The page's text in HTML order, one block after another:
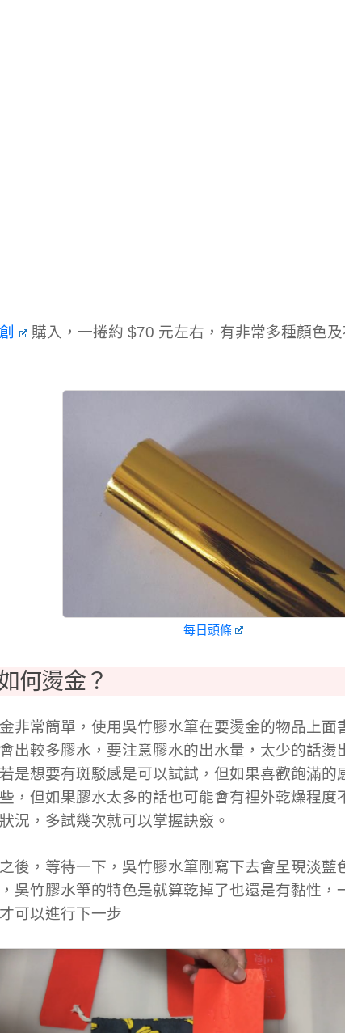
購入，一捲約 $70 元左右，有非常多種顏色
每日頭條
何燙金？
非常簡單，使用吳竹膠水筆在要燙金的物品上面
出較多膠水，要注意膠水的出水量，太少的話燙
是想要有斑駁感是可以試試，但如果喜歡飽滿的
，但如果膠水太多的話也可能會有裡外乾燥程度
況，多試幾次就可以掌握訣竅。
後，等待一下，吳竹膠水筆剛寫下去會呈現淡藍
吳竹膠水筆的特色是就算乾掉了也還是有黏性，
可以進行下一步